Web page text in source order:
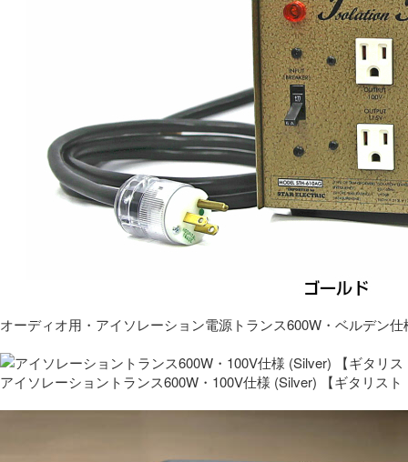
オーディオ用・アイソレーション電源トランス600W・ベルデン仕
アイソレーショントランス600W・100V仕様 (Silver) 【ギタリス